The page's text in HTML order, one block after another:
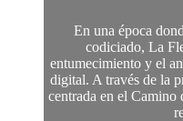
En una época
codiciado, La
entumecimiento y el
digital. A través de la
centrada en el